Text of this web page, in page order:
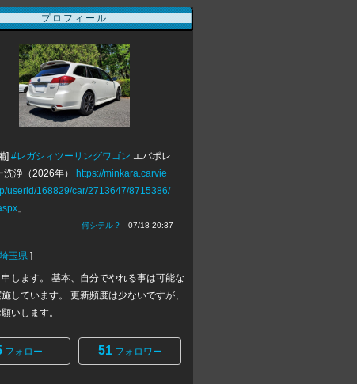
プロフィール
] #レガシィツーリングワゴン エバポレ
洗浄（2026年）
https://minkara.carvie
userid/168829/car/2713647/8715386/
」
何シテル？ 07/18 20:37
埼玉県 ]
します。 基本、自分でやれる事は可能な
しています。 更新頻度は少ないですが、
いします。
フォロー 51フォロワー